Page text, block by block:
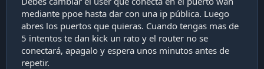
mediante ppoe hasta dar con una ip pública. Luego
abres los puertos que quieras. Cuando tengas mas de
5 intentos te dan kick un rato y el router no se
conectará, apagalo y espera unos minutos antes de
repetir.